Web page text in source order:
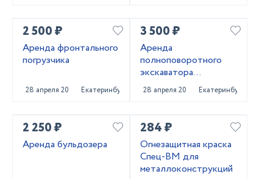
2 500 ₽
Аренда фронтального
погрузчика
28 апреля 2025 Екатеринбург
3 500 ₽
Аренда
полноповоротного
экскаватора
погрузчика
28 апреля 2025 Екатеринбург
2 250 ₽
Аренда бульдозера
284 ₽
Огнезащитная краска
Спец-ВМ для
металлоконструкций